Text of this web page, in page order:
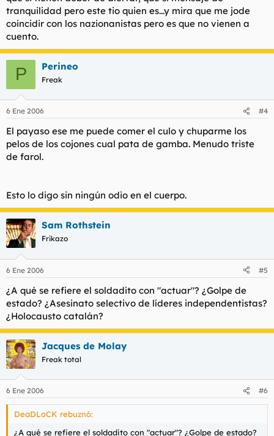
tranquilidad pero este tio quien es...y mira que me jode
coincidir con los nazionanistas pero es que no vienen a
cuento.
P Perineo
Freak
6 Ene 2006 #4
El payaso ese me puede comer el culo y chuparme los
pelos de los cojones cual pata de gamba. Menudo triste
de farol.
Esto lo digo sin ningún odio en el cuerpo.
Sam Rothstein
Frikazo
6 Ene 2006 #5
¿A qué se refiere el soldadito con "actuar"? ¿Golpe de
estado? ¿Asesinato selectivo de líderes independentistas?
¿Holocausto catalán?
Jacques de Molay
Freak total
6 Ene 2006 #6
DeaDLoCK rebuznó:
¿A qué se refiere el soldadito con "actuar"? ¿Golpe de estado?